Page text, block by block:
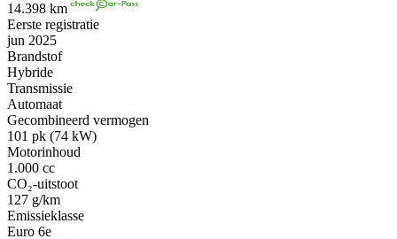
14.398 km
Eerste registratie
jun 2025
Brandstof
Hybride
Transmissie
Automaat
Gecombineerd vermogen
101 pk (74 kW)
Motorinhoud
1.000 cc
CO₂-uitstoot
127 g/km
Emissieklasse
Euro 6e